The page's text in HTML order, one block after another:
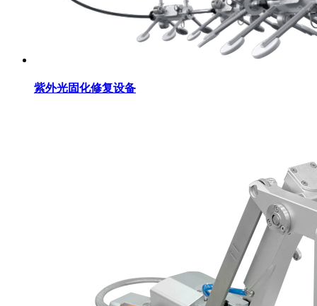
紫外光固化修复设备